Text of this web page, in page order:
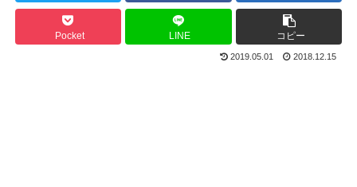
Pocket LINE コピー
2019.05.01 2018.12.15